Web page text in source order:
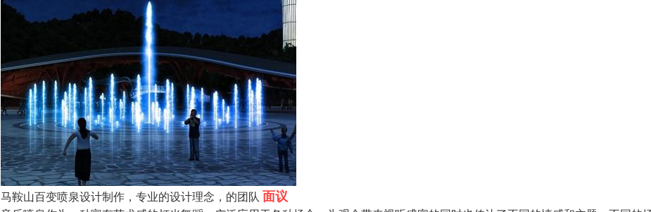
马鞍山百变喷泉设计制作，专业的设计理念，的团队 面议